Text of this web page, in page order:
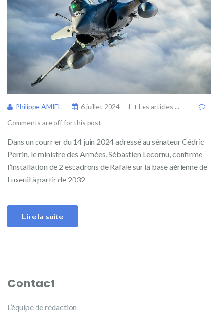
Philippe AMIEL 6 juillet 2024
Les articles ...
Comments are off for this post
Dans un courrier du 14 juin 2024 adressé au sénateur Cédric
Perrin, le ministre des Armées, Sébastien Lecornu, confirme
l’installation de 2 escadrons de Rafale sur la base aérienne de
Luxeuil à partir de 2032.
Lire la suite
Contact
L’équipe de rédaction